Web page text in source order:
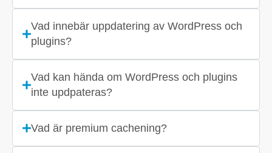
Vad innebär uppdatering av WordPress och
plugins?
Vad kan hända om WordPress och plugins
inte updpateras?
Vad är premium cachening?